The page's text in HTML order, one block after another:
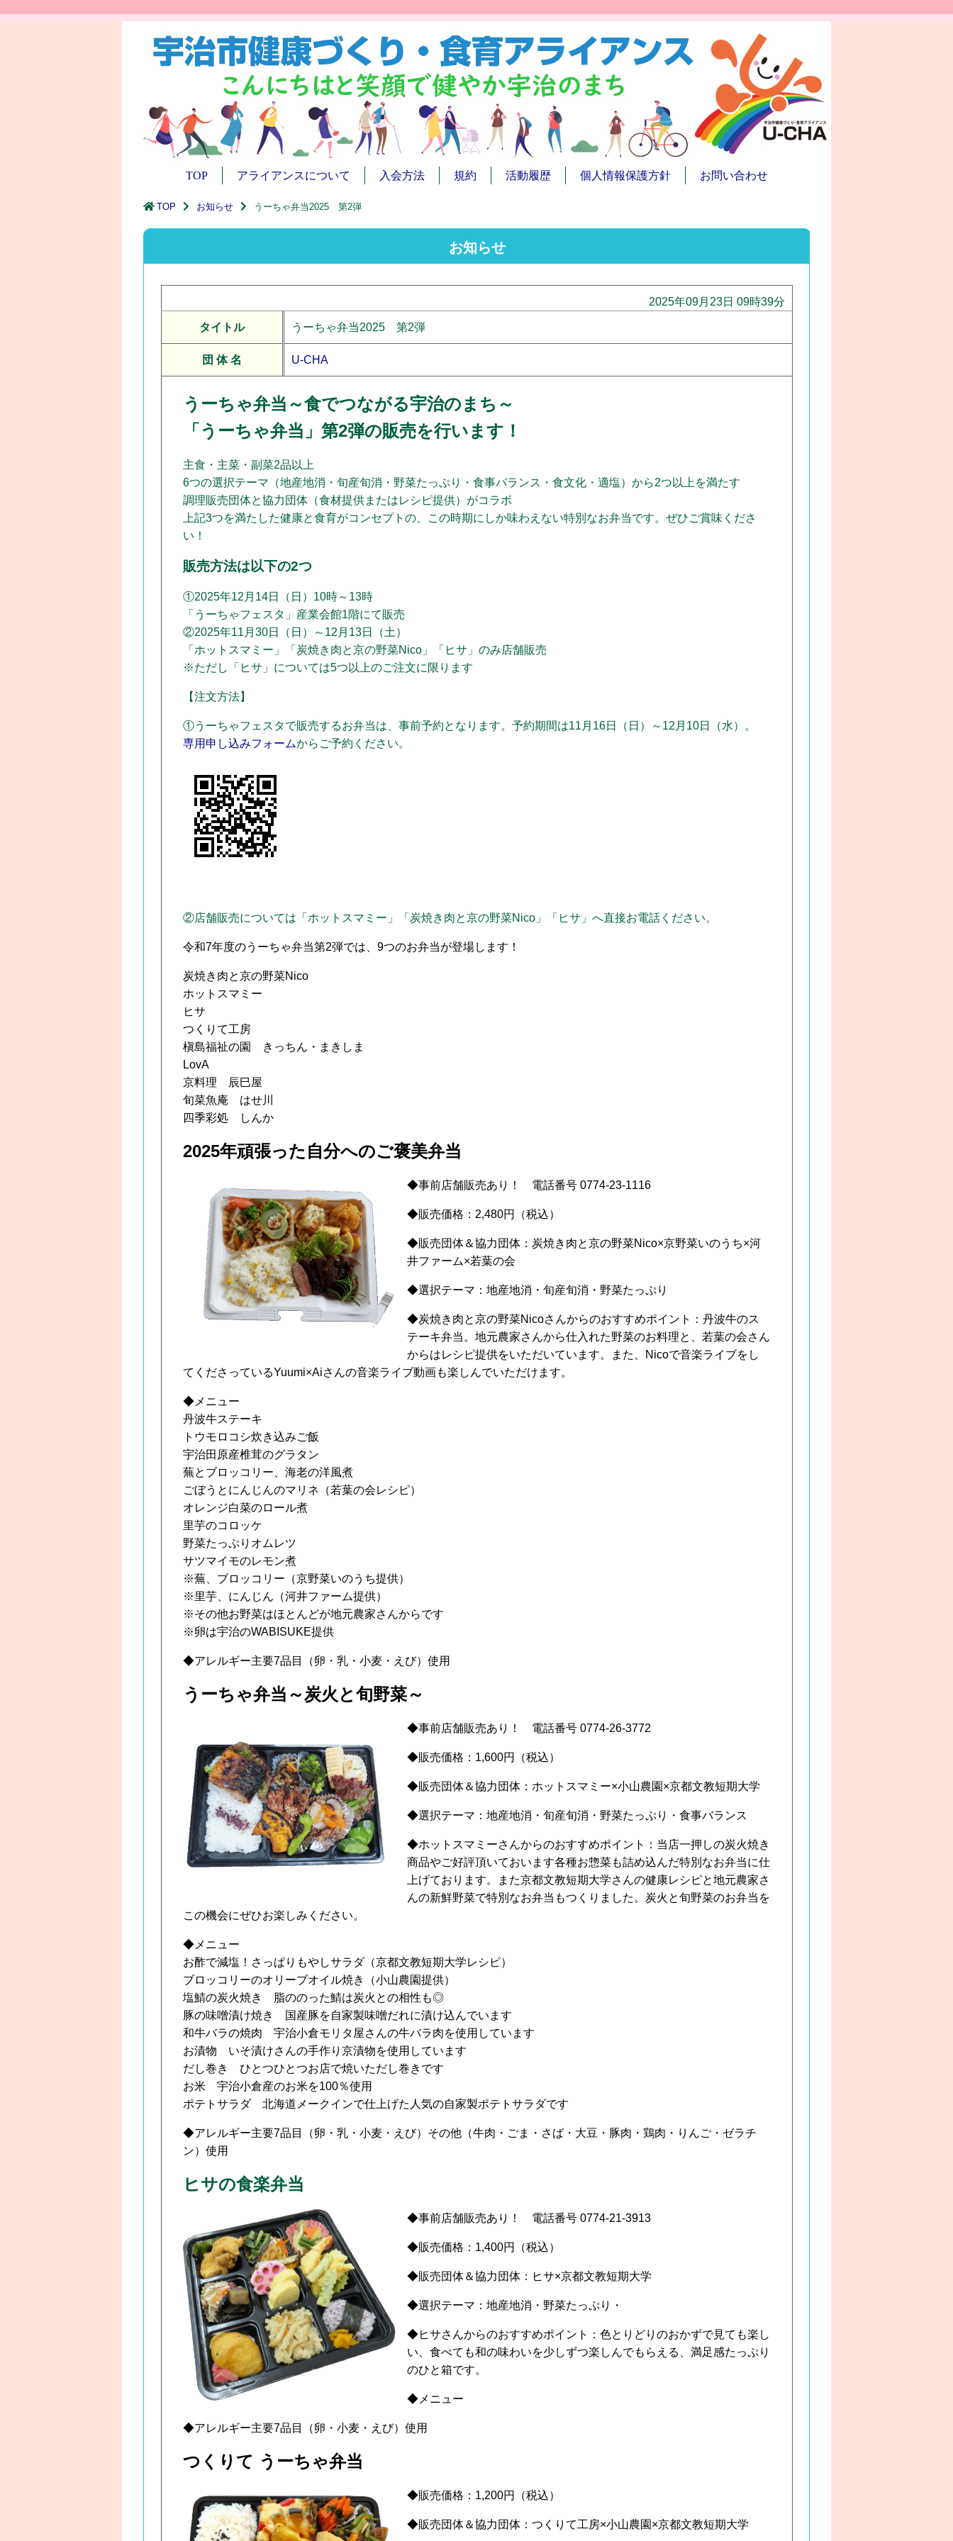
TOP アライアンスについて 入会方法 規約 活動履歴 個人情報保護方針 お問い合わせ
TOP お知らせ うーちゃ弁当2025 第2弾
お知らせ
2025年09月23日 09時39分
タイトル うーちゃ弁当2025 第2弾
団 体 名 U-CHA
うーちゃ弁当～食でつながる宇治のまち～
「うーちゃ弁当」第2弾の販売を行います！
主食・主菜・副菜2品以上
6つの選択テーマ（地産地消・旬産旬消・野菜たっぷり・食事バランス・食文化・適塩）から2つ以上を満たす
調理販売団体と協力団体（食材提供またはレシピ提供）がコラボ
上記3つを満たした健康と食育がコンセプトの、この時期にしか味わえない特別なお弁当です。ぜひご賞味くださ
い！
販売方法は以下の2つ
①2025年12月14日（日）10時～13時
「うーちゃフェスタ」産業会館1階にて販売
②2025年11月30日（日）～12月13日（土）
「ホットスマミー」「炭焼き肉と京の野菜Nico」「ヒサ」のみ店舗販売
※ただし「ヒサ」については5つ以上のご注文に限ります
【注文方法】
①うーちゃフェスタで販売するお弁当は、事前予約となります。予約期間は11月16日（日）～12月10日（水）。
専用申し込みフォームからご予約ください。
②店舗販売については「ホットスマミー」「炭焼き肉と京の野菜Nico」「ヒサ」へ直接お電話ください。
令和7年度のうーちゃ弁当第2弾では、9つのお弁当が登場します！
炭焼き肉と京の野菜Nico
ホットスマミー
ヒサ
つくりて工房
槇島福祉の園 きっちん・まきしま
LovA
京料理 辰巳屋
旬菜魚庵 はせ川
四季彩処 しんか
2025年頑張った自分へのご褒美弁当
◆事前店舗販売あり！ 電話番号 0774-23-1116
◆販売価格：2,480円（税込）
◆販売団体＆協力団体：炭焼き肉と京の野菜Nico×京野菜いのうち×河
井ファーム×若葉の会
◆選択テーマ：地産地消・旬産旬消・野菜たっぷり
◆炭焼き肉と京の野菜Nicoさんからのおすすめポイント：丹波牛のス
テーキ弁当。地元農家さんから仕入れた野菜のお料理と、若葉の会さん
からはレシピ提供をいただいています。また、Nicoで音楽ライブをし
てくださっているYuumi×Aiさんの音楽ライブ動画も楽しんでいただけます。
◆メニュー
丹波牛ステーキ
トウモロコシ炊き込みご飯
宇治田原産椎茸のグラタン
蕪とブロッコリー、海老の洋風煮
ごぼうとにんじんのマリネ（若葉の会レシピ）
オレンジ白菜のロール煮
里芋のコロッケ
野菜たっぷりオムレツ
サツマイモのレモン煮
※蕪、ブロッコリー（京野菜いのうち提供）
※里芋、にんじん（河井ファーム提供）
※その他お野菜はほとんどが地元農家さんからです
※卵は宇治のWABISUKE提供
◆アレルギー主要7品目（卵・乳・小麦・えび）使用
うーちゃ弁当～炭火と旬野菜～
◆事前店舗販売あり！ 電話番号 0774-26-3772
◆販売価格：1,600円（税込）
◆販売団体＆協力団体：ホットスマミー×小山農園×京都文教短期大学
◆選択テーマ：地産地消・旬産旬消・野菜たっぷり・食事バランス
◆ホットスマミーさんからのおすすめポイント：当店一押しの炭火焼き
商品やご好評頂いておいます各種お惣菜も詰め込んだ特別なお弁当に仕
上げております。また京都文教短期大学さんの健康レシピと地元農家さ
んの新鮮野菜で特別なお弁当もつくりました。炭火と旬野菜のお弁当を
この機会にぜひお楽しみください。
◆メニュー
お酢で減塩！さっぱりもやしサラダ（京都文教短期大学レシピ）
ブロッコリーのオリーブオイル焼き（小山農園提供）
塩鯖の炭火焼き 脂ののった鯖は炭火との相性も◎
豚の味噌漬け焼き 国産豚を自家製味噌だれに漬け込んでいます
和牛バラの焼肉 宇治小倉モリタ屋さんの牛バラ肉を使用しています
お漬物 いそ漬けさんの手作り京漬物を使用しています
だし巻き ひとつひとつお店で焼いただし巻きです
お米 宇治小倉産のお米を100％使用
ポテトサラダ 北海道メークインで仕上げた人気の自家製ポテトサラダです
◆アレルギー主要7品目（卵・乳・小麦・えび）その他（牛肉・ごま・さば・大豆・豚肉・鶏肉・りんご・ゼラチ
ン）使用
ヒサの食楽弁当
◆事前店舗販売あり！ 電話番号 0774-21-3913
◆販売価格：1,400円（税込）
◆販売団体＆協力団体：ヒサ×京都文教短期大学
◆選択テーマ：地産地消・野菜たっぷり・
◆ヒサさんからのおすすめポイント：色とりどりのおかずで見ても楽し
い、食べても和の味わいを少しずつ楽しんでもらえる、満足感たっぷり
のひと箱です。
◆メニュー
◆アレルギー主要7品目（卵・小麦・えび）使用
つくりて うーちゃ弁当
◆販売価格：1,200円（税込）
◆販売団体＆協力団体：つくりて工房×小山農園×京都文教短期大学